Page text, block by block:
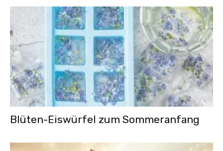
Blüten-Eiswürfel zum Sommeranfang